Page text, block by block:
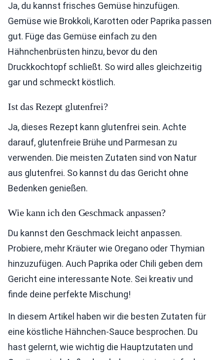
Ja, du kannst frisches Gemüse hinzufügen.
Gemüse wie Brokkoli, Karotten oder Paprika passen
gut. Füge das Gemüse einfach zu den
Hähnchenbrüsten hinzu, bevor du den
Druckkochtopf schließt. So wird alles gleichzeitig
gar und schmeckt köstlich.
Ist das Rezept glutenfrei?
Ja, dieses Rezept kann glutenfrei sein. Achte
darauf, glutenfreie Brühe und Parmesan zu
verwenden. Die meisten Zutaten sind von Natur
aus glutenfrei. So kannst du das Gericht ohne
Bedenken genießen.
Wie kann ich den Geschmack anpassen?
Du kannst den Geschmack leicht anpassen.
Probiere, mehr Kräuter wie Oregano oder Thymian
hinzuzufügen. Auch Paprika oder Chili geben dem
Gericht eine interessante Note. Sei kreativ und
finde deine perfekte Mischung!
In diesem Artikel haben wir die besten Zutaten für
eine köstliche Hähnchen-Sauce besprochen. Du
hast gelernt, wie wichtig die Hauptzutaten und